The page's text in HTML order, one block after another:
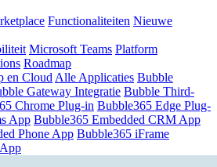
Functionaliteiten Nieuwe
Microsoft Teams Platform
Roadmap
en Cloud Alle Applicaties Bubble
Gateway Integratie Bubble Third-
Chrome Plug-in Bubble365 Edge Plug-
App Bubble365 Embedded CRM App
Phone App Bubble365 iFrame